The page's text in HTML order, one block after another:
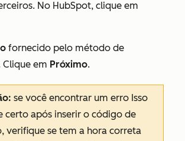
No HubSpot, clique em
fornecido pelo método de
em Próximo.
se você encontrar um erro Isso
certo após inserir o código de
verifique se tem a hora correta